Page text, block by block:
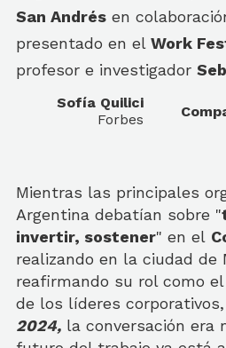
San Andrés en
presentado en el Work
profesor e investigador
Sofía Quilici
Forbes
Mientras las principales
Argentina debatían sobre "
invertir, sostener" en el
realizando en la ciudad de
reafirmando su rol como
de los líderes
2024, la conversación era